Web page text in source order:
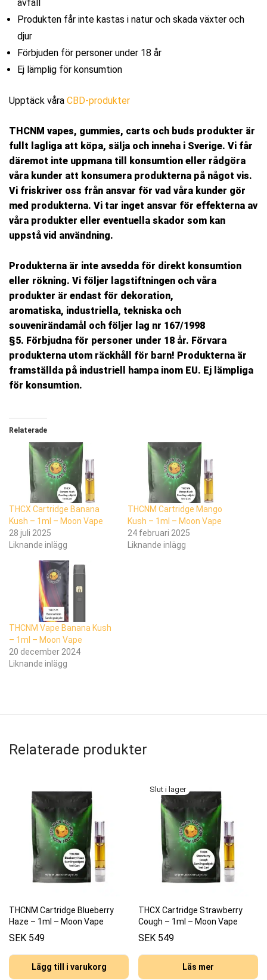
avfall
Produkten får inte kastas i natur och skada växter och
djur
Förbjuden för personer under 18 år
Ej lämplig för konsumtion
Upptäck våra CBD-produkter
THCNM vapes, gummies, carts och buds produkter är
fullt lagliga att köpa, sälja och inneha i Sverige. Vi får
däremot inte uppmana till konsumtion eller rådgöra
våra kunder att konsumera produkterna på något vis.
Vi friskriver oss från ansvar för vad våra kunder gör
med produkterna. Vi tar inget ansvar för effekterna av
våra produkter eller eventuella skador som kan
uppstå vid användning.
Produkterna är inte avsedda för direkt konsumtion
eller rökning. Vi följer lagstiftningen och våra
produkter är endast för dekoration,
aromatiska, industriella, tekniska och
souvenirändamål och följer lag nr 167/1998
§5. Förbjudna för personer under 18 år. Förvara
produkterna utom räckhåll för barn! Produkterna är
framställda på industriell hampa inom EU. Ej lämpliga
för konsumtion.
Relaterade
THCX Cartridge Banana
Kush – 1ml – Moon Vape
28 juli 2025
Liknande inlägg
THCNM Cartridge Mango
Kush – 1ml – Moon Vape
24 februari 2025
Liknande inlägg
THCNM Vape Banana Kush
– 1ml – Moon Vape
20 december 2024
Liknande inlägg
Relaterade produkter
THCNM Cartridge Blueberry
Haze – 1ml – Moon Vape
SEK 549
Lägg till i varukorg
THCX Cartridge Strawberry
Cough – 1ml – Moon Vape
SEK 549
Läs mer